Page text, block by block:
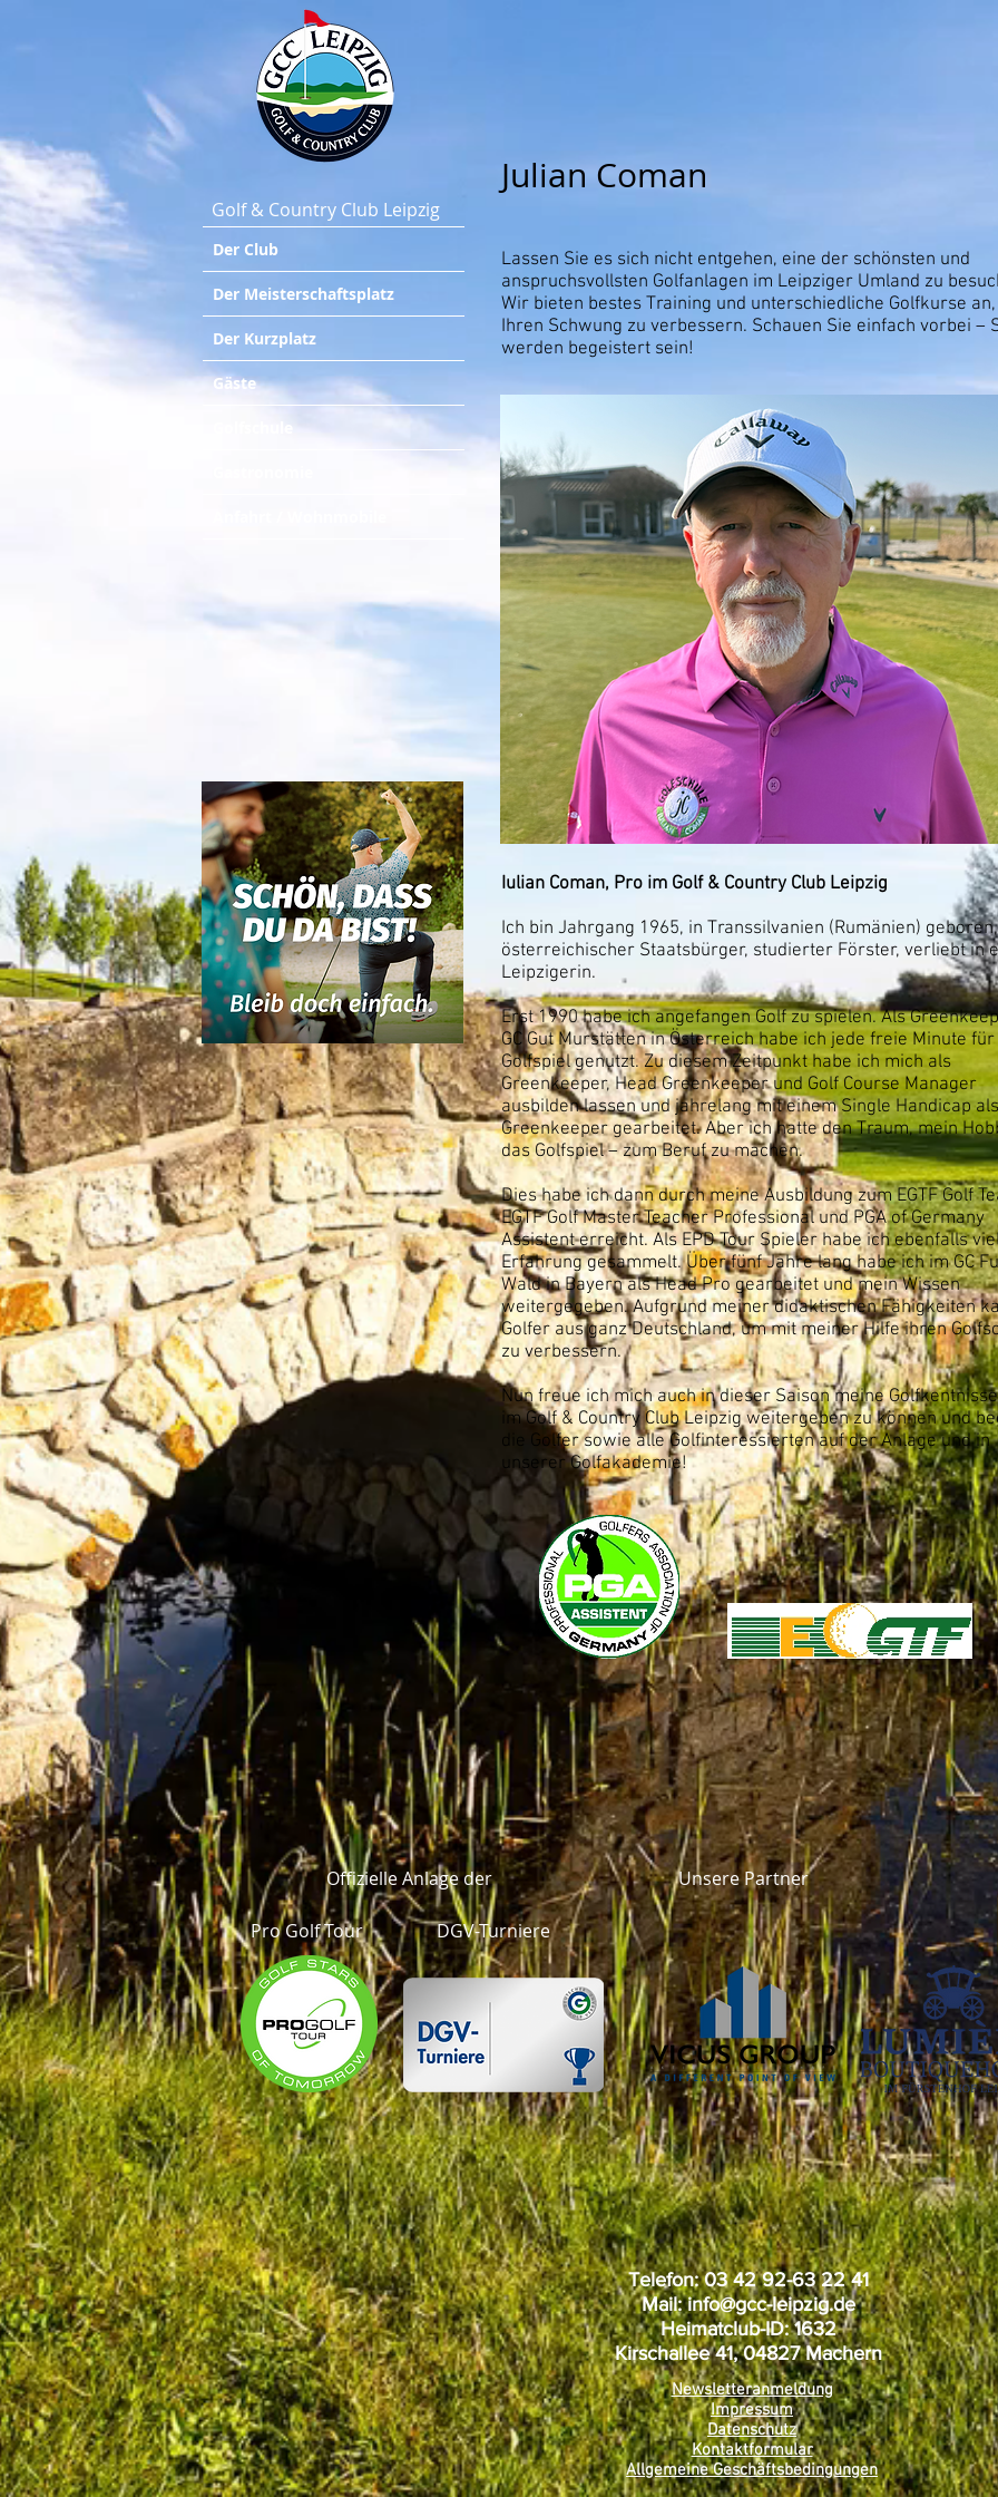
Golf & Country Club Leipzig
Julian Coman
Lassen Sie es sich nicht entgehen, eine der schönsten und
anspruchsvollsten Golfanlagen im Leipziger Umland zu
Wir bieten bestes Training und unterschiedliche Golfkurse
Ihren Schwung zu verbessern. Schauen Sie einfach vorbei –
werden begeistert sein!
Iulian Coman, Pro im Golf & Country Club Leipzig
Ich bin Jahrgang 1965, in Transsilvanien (Rumänien) geboren,
österreichischer Staatsbürger, studierter Förster, verliebt in
Leipzigerin.
Erst 1990 habe ich angefangen Golf zu spielen. Als
GC Gut Murstätten in Österreich habe ich jede freie Minute
Golfspiel genutzt. Zu diesem Zeitpunkt habe ich mich als
Greenkeeper, Head Greenkeeper und Golf Course Manager
ausbilden lassen und jahrelang mit einem Single Handicap
Greenkeeper gearbeitet. Aber ich hatte den Traum, mein
das Golfspiel – zum Beruf zu machen.
Dies habe ich dann durch meine Ausbildung zum EGTF Golf
EGTF Golf Master Teacher Professional und PGA of Germany
Assistent erreicht. Als EPD Tour Spieler habe ich ebenfalls
Erfahrung gesammelt. Über fünf Jahre lang habe ich im GC
Wald in Bayern als Head Pro gearbeitet und mein Wissen
weitergegeben. Aufgrund meiner didaktischen Fähigkeiten
Golfer aus ganz Deutschland, um mit meiner Hilfe ihren
zu verbessern.
Nun freue ich mich auch in dieser Saison meine
im Golf & Country Club Leipzig weitergeben zu können und
die Golfer sowie alle Golfinteressierten auf der Anlage und in
unserer Golfakademie!
Der Club
Der Meisterschaftsplatz
Der Kurzplatz
Gäste
Golfschule
Offizielle Anlage der
Pro Golf Tour DGV-Turniere
Unsere Partner
Telefon: 03 42 92-63 22 41
Mail:info@gcc-leipzig.de
Heimatclub-ID: 1632
Kirschallee 41, 04827 Machern
Newsletteranmeldung
Impressum
Datenschutz
Kontaktformular
Allgemeine Geschäftsbedingungen